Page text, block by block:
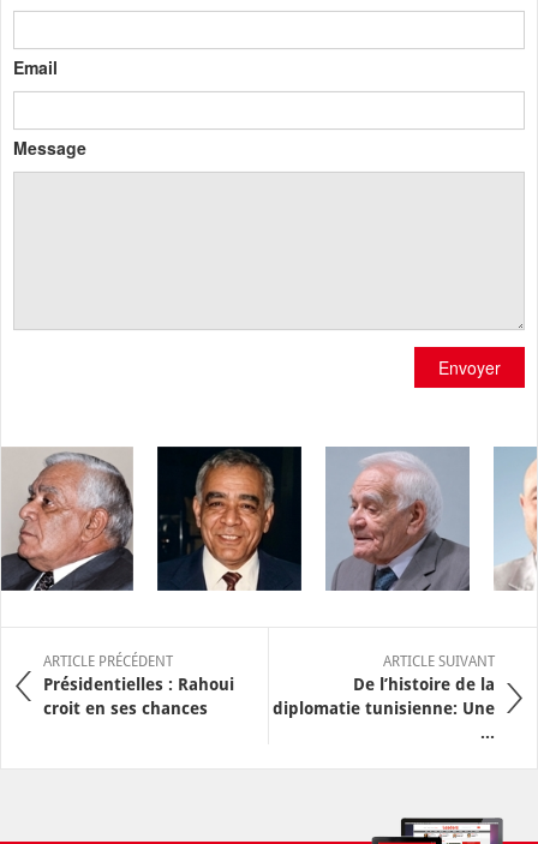
Email
Message
Envoyer
ARTICLE PRÉCÉDENT
Présidentielles : Rahoui
croit en ses chances
ARTICLE SUIVANT
De l’histoire de la
diplomatie tunisienne: Une
...